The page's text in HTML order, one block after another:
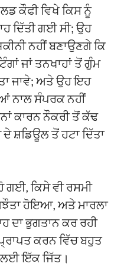
ਕੌਫੀ ਵਿਖੇ ਕਿਸ ਨੂੰ
ਦਿੱਤੀ ਗਈ ਸੀ; ਉਹ
ਨਹੀਂ ਬਣਾਉਣਗੇ ਕਿ
ਜਾਂ ਤਨਖਾਹਾਂ ਤੋਂ ਗੁੰਮ
ਜਾਵੇ; ਅਤੇ ਉਹ ਇਹ
ਨਾਲ ਸੰਪਰਕ ਨਹੀਂ
ਕਾਰਨ ਨੌਕਰੀ ਤੋਂ ਕੱਢ
ਦੇ ਸ਼ਡਿਊਲ ਤੋਂ ਹਟਾ ਦਿੱਤਾ
ਗਈ, ਕਿਸੇ ਵੀ ਰਸਮੀ
ਹੋਇਆ, ਅਤੇ ਮਾਰਲਾ
ਦਾ ਭੁਗਤਾਨ ਕਰ ਰਹੀ
ਕਰਨ ਵਿੱਚ ਬਹੁਤ
ਲਈ ਇੱਕ ਜਿੱਤ।